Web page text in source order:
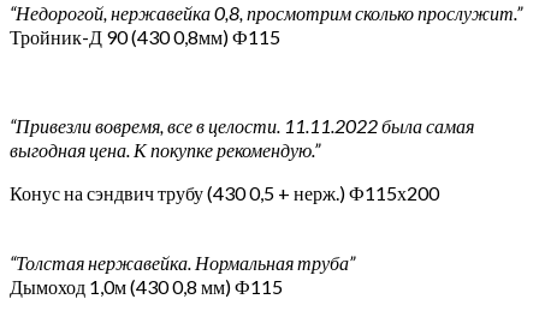
“Недорогой, нержавейка 0,8, просмотрим сколько прослужит.”
Тройник-Д 90 (430 0,8мм) Ф115
“Привезли вовремя, все в целости. 11.11.2022 была самая
выгодная цена. К покупке рекомендую.”
Конус на сэндвич трубу (430 0,5 + нерж.) Ф115х200
“Толстая нержавейка. Нормальная труба”
Дымоход 1,0м (430 0,8 мм) Ф115